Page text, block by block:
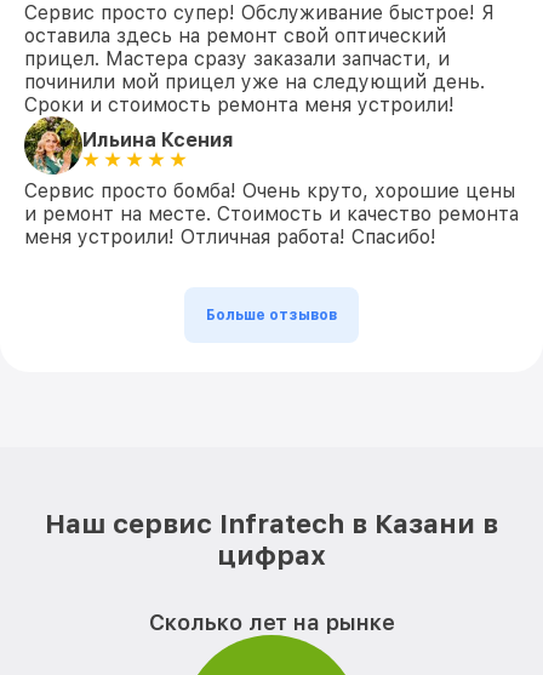
Сервис просто супер! Обслуживание быстрое! Я
оставила здесь на ремонт свой оптический
прицел. Мастера сразу заказали запчасти, и
починили мой прицел уже на следующий день.
Сроки и стоимость ремонта меня устроили!
Ильина Ксения
Сервис просто бомба! Очень круто, хорошие цены
и ремонт на месте. Стоимость и качество ремонта
меня устроили! Отличная работа! Спасибо!
Больше отзывов
Наш сервис Infratech в Казани в
цифрах
Сколько лет на рынке